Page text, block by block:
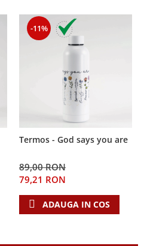
-11%
Termos - God says you are
89,00 RON
79,21 RON
ADAUGA IN COS